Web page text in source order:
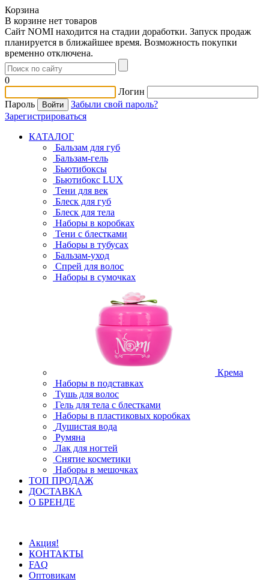
Корзина
В корзине нет товаров
Сайт NOMI находится на стадии доработки. Запуск продаж
планируется в ближайшее время. Возможность покупки
временно отключена.
0
Логин
Пароль
Забыли свой пароль?
Зарегистрироваться
КАТАЛОГ
Бальзам для губ
Бальзам-гель
Бьютибоксы
Бьютибокс LUX
Тени для век
Блеск для губ
Блеск для тела
Наборы в коробках
Тени с блестками
Наборы в тубусах
Бальзам-уход
Спрей для волос
Наборы в сумочках
Крема
Наборы в подставках
Тушь для волос
Гель для тела с блестками
Наборы в пластиковых коробках
Душистая вода
Румяна
Лак для ногтей
Снятие косметики
Наборы в мешочках
ТОП ПРОДАЖ
ДОСТАВКА
О БРЕНДЕ
Акция!
КОНТАКТЫ
FAQ
Оптовикам